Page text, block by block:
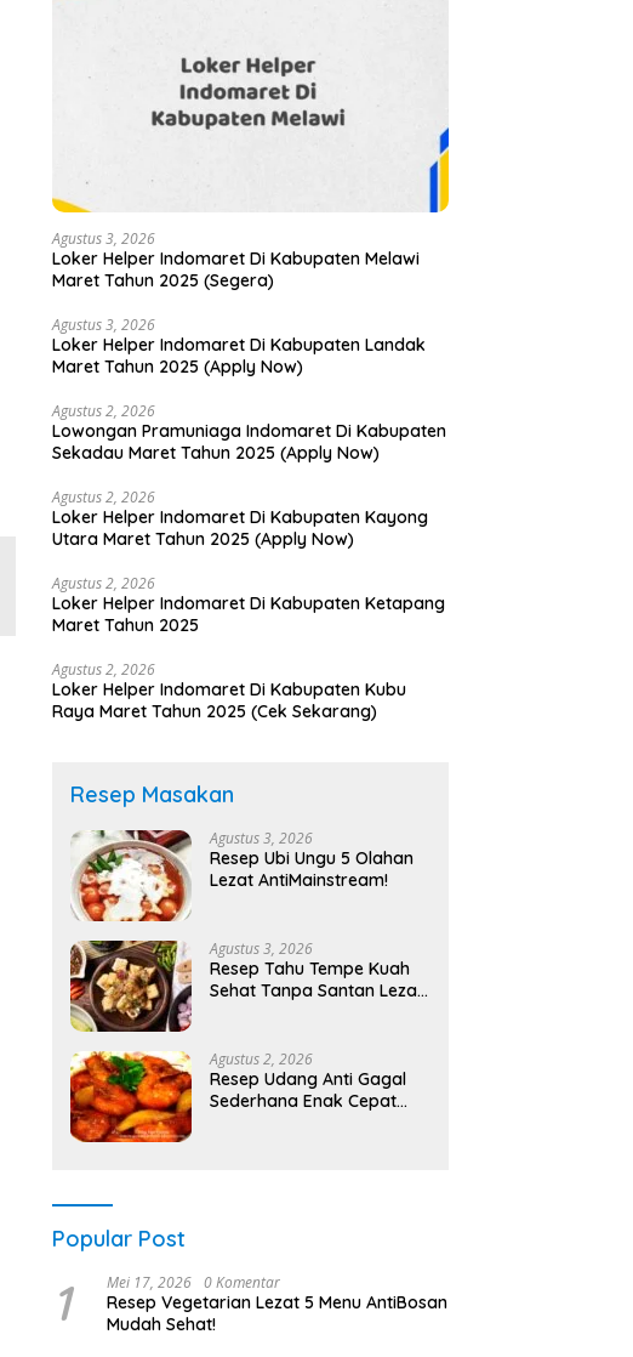
Agustus 3, 2026
Loker Helper Indomaret Di Kabupaten Melawi
Maret Tahun 2025 (Segera)
Agustus 3, 2026
Loker Helper Indomaret Di Kabupaten Landak
Maret Tahun 2025 (Apply Now)
Agustus 2, 2026
Lowongan Pramuniaga Indomaret Di Kabupaten
Sekadau Maret Tahun 2025 (Apply Now)
Agustus 2, 2026
Loker Helper Indomaret Di Kabupaten Kayong
Utara Maret Tahun 2025 (Apply Now)
Agustus 2, 2026
Loker Helper Indomaret Di Kabupaten Ketapang
Maret Tahun 2025
Agustus 2, 2026
Loker Helper Indomaret Di Kabupaten Kubu
Raya Maret Tahun 2025 (Cek Sekarang)
Resep Masakan
Agustus 3, 2026
Resep Ubi Ungu 5 Olahan
Lezat AntiMainstream!
Agustus 3, 2026
Resep Tahu Tempe Kuah
Sehat Tanpa Santan Lezat
Agustus 2, 2026
Resep Udang Anti Gagal
Sederhana Enak Cepat
Popular Post
1 Mei 17, 2026 0 Komentar
Resep Vegetarian Lezat 5 Menu AntiBosan
Mudah Sehat!